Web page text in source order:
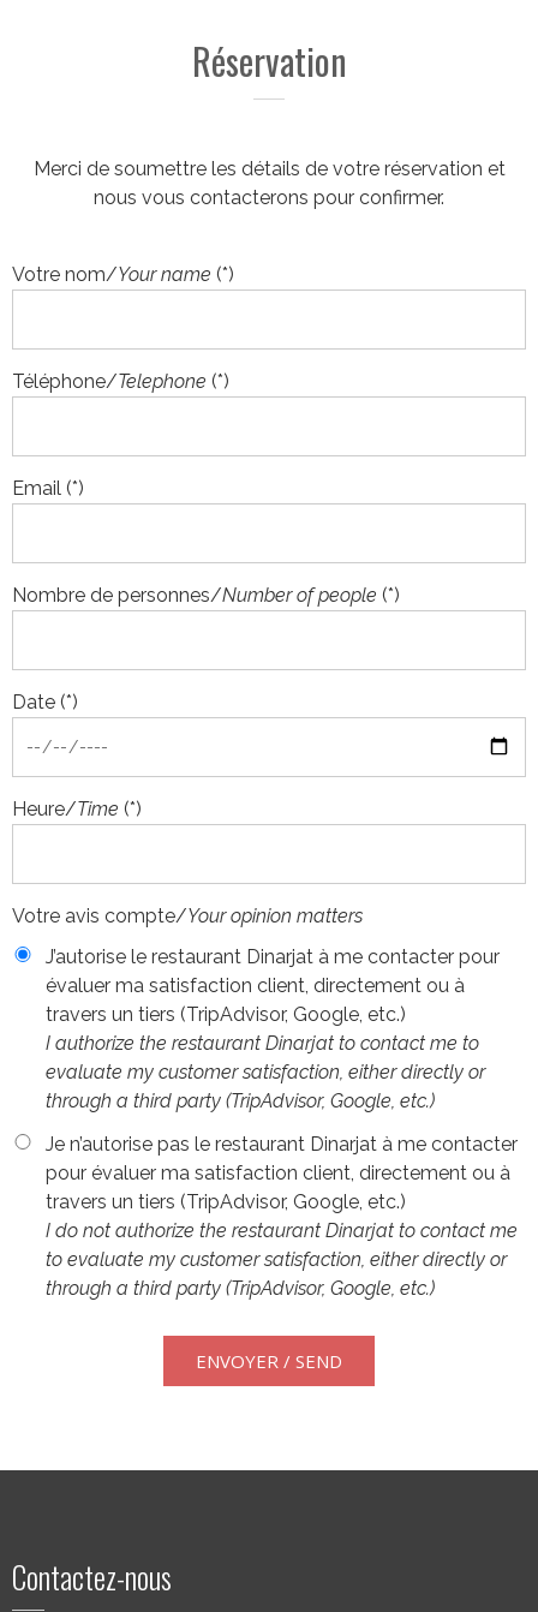
Réservation
Merci de soumettre les détails de votre réservation et
nous vous contacterons pour confirmer.
Votre nom/Your name (*)
Téléphone/Telephone (*)
Email (*)
Nombre de personnes/Number of people (*)
Date (*)
Heure/Time (*)
Votre avis compte/Your opinion matters
J’autorise le restaurant Dinarjat à me contacter pour
évaluer ma satisfaction client, directement ou à
travers un tiers (TripAdvisor, Google, etc.)
I authorize the restaurant Dinarjat to contact me to
evaluate my customer satisfaction, either directly or
through a third party (TripAdvisor, Google, etc.)
Je n’autorise pas le restaurant Dinarjat à me contacter
pour évaluer ma satisfaction client, directement ou à
travers un tiers (TripAdvisor, Google, etc.)
I do not authorize the restaurant Dinarjat to contact me
to evaluate my customer satisfaction, either directly or
through a third party (TripAdvisor, Google, etc.)
Contactez-nous